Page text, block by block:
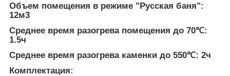
Объем помещения в режиме "Русская баня":
12м3
Среднее время разогрева помещения до 70℃:
1.5ч
Среднее время разогрева каменки до 550℃: 2ч
Комплектация: